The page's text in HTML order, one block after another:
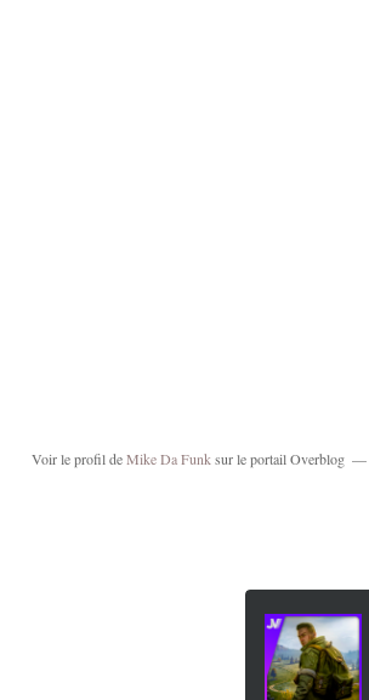
Voir le profil deMike Da Funk sur le portail Overblog